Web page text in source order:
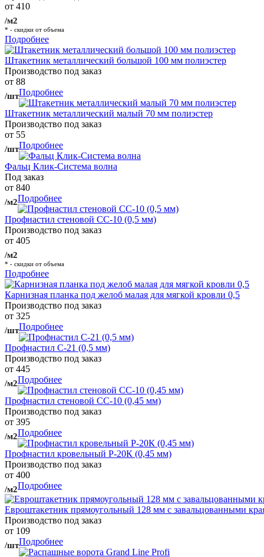
от 410
/м2
* - скидки от объема
Подробнее
Штакетник металлический большой 100 мм полиэстер
Производство под заказ
от 88
/штПодробнее
Штакетник металлический малый 70 мм полиэстер
Производство под заказ
от 55
/штПодробнее
Фальц Клик-Система волна
Под заказ
от 840
/м2Подробнее
Профнастил стеновой СС-10 (0,5 мм)
Производство под заказ
от 405
/м2
* - скидки от объема
Подробнее
Карнизная планка под желоб малая для мягкой кровли 0,5
Производство под заказ
от 325
/штПодробнее
Профнастил С-21 (0,5 мм)
Производство под заказ
от 445
/м2Подробнее
Профнастил стеновой СС-10 (0,45 мм)
Производство под заказ
от 395
/м2Подробнее
Профнастил кровельный Р-20К (0,45 мм)
Производство под заказ
от 400
/м2Подробнее
Евроштакетник прямоугольный 128 мм с завальцованными
Производство под заказ
от 109
/штПодробнее